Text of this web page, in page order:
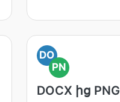
DO
PN
DOCX ից PNG